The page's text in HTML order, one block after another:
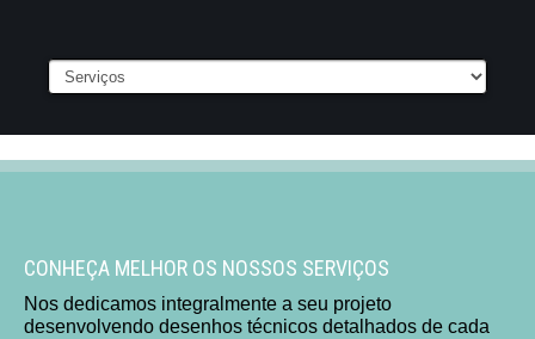
CONHEÇA MELHOR OS NOSSOS SERVIÇOS
Nos dedicamos integralmente a seu projeto
desenvolvendo desenhos técnicos detalhados de cada
PROJETO !